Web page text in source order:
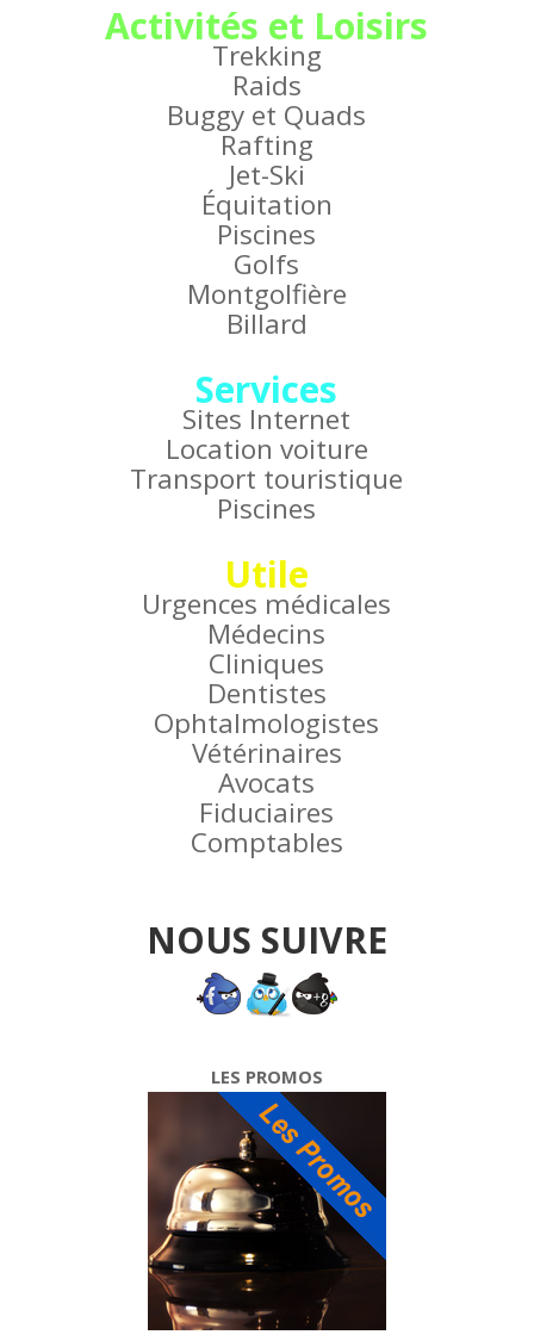
Activités et Loisirs
Trekking
Raids
Buggy et Quads
Rafting
Jet-Ski
Équitation
Piscines
Golfs
Montgolfière
Billard
Services
Sites Internet
Location voiture
Transport touristique
Piscines
Utile
Urgences médicales
Médecins
Cliniques
Dentistes
Ophtalmologistes
Vétérinaires
Avocats
Fiduciaires
Comptables
NOUS SUIVRE
LES PROMOS